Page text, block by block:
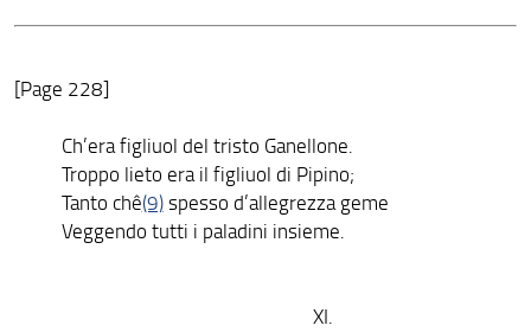
[Page 228]
Ch’era figliuol del tristo Ganellone.
Troppo lieto era il figliuol di Pipino;
Tanto chê(9)spesso d’allegrezza geme
Veggendo tutti i paladini insieme.
XI.